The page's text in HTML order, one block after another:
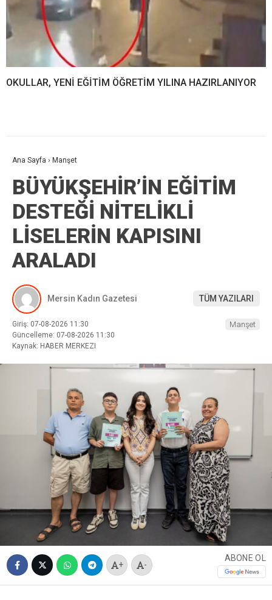
OKULLAR, YENİ EĞİTİM ÖĞRETİM YILINA HAZIRLANIYOR
Ana Sayfa › Manşet
BÜYÜKŞEHİR’İN EĞİTİM
DESTEĞİ NİTELİKLİ
LİSELERİN KAPISINI
ARALADI
Mersin Kadın Gazetesi TÜM YAZILARI
Giriş: 07-08-2026 11:30
Güncelleme: 07-08-2026 11:30
Kaynak: HABER MERKEZI
Manşet
+ -
ABONE OL